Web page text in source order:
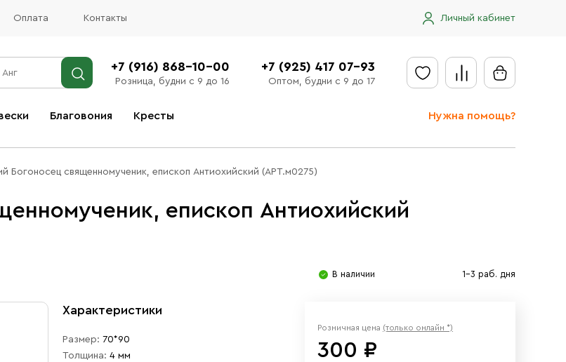
Оплата Контакты Личный кабинет
+7 (916) 868-10-00
Розница, будни с 9 до 16
+7 (925) 417 07-93
Оптом, будни с 9 до 17
Благовония Кресты Нужна помощь?
Отправить заявку
Богоносец священномученик, епископ Антиохийский (АРТ.м0275)
епископ Антиохийский
В наличии 1-3 раб. дня
Характеристики
Размер: 70*90
Толщина: 4 мм
Розничная цена (только онлайн *)
300 ₽